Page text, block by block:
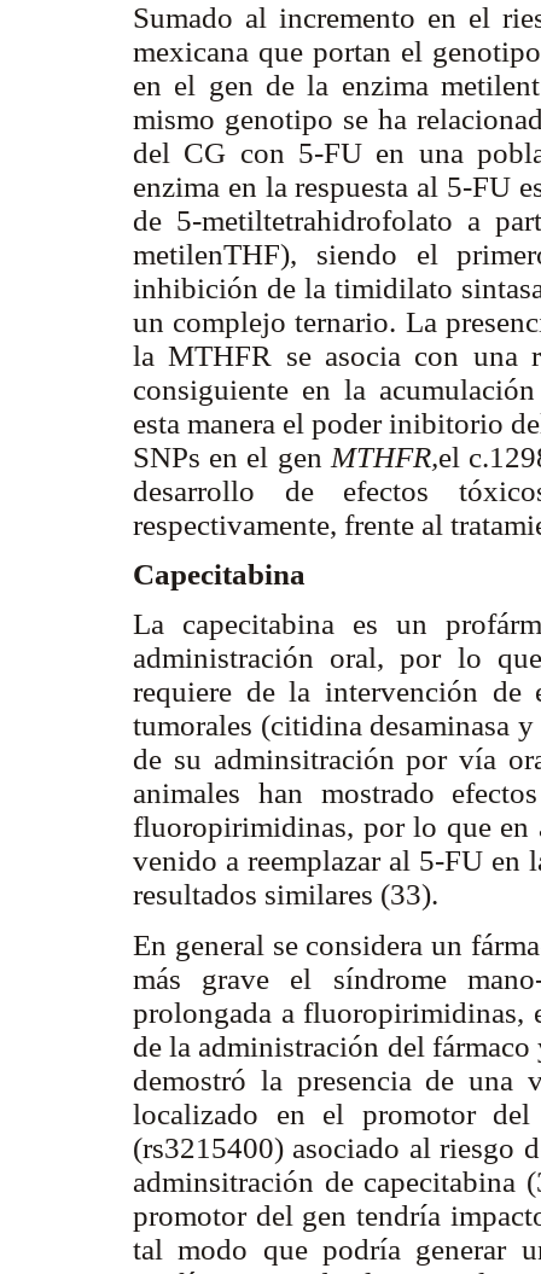
Sumado al incremento en el
mexicana que portan el
en el gen de la enzima
mismo genotipo se ha
del CG con 5-FU en una
enzima en la respuesta al 5-FU
de 5-metiltetrahidrofolato a
metilenTHF), siendo el
inhibición de la timidilato
un complejo ternario. La
la MTHFR se asocia con una
consiguiente en la
esta manera el poder inibitorio
SNPs en el gen MTHFR,el
desarrollo de efectos
respectivamente, frente al
Capecitabina
La capecitabina es un
administración oral, por lo
requiere de la intervención de
tumorales (citidina desaminasa
de su adminsitración por vía
animales han mostrado
fluoropirimidinas, por lo que en
venido a reemplazar al 5-FU en
resultados similares (33).
En general se considera un
más grave el síndrome
prolongada a fluoropirimidinas,
de la administración del
demostró la presencia de una
localizado en el promotor
(rs3215400) asociado al riesgo
adminsitración de capecitabina
promotor del gen tendría
tal modo que podría generar